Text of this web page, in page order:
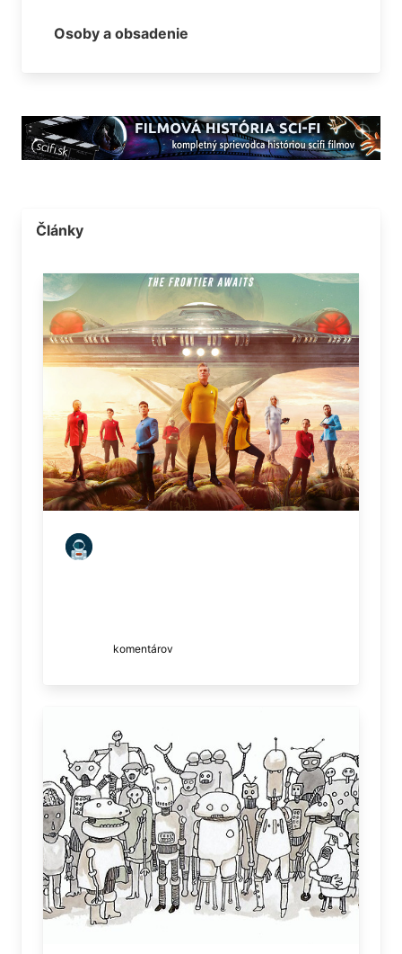
Osoby a obsadenie
Články
komentárov